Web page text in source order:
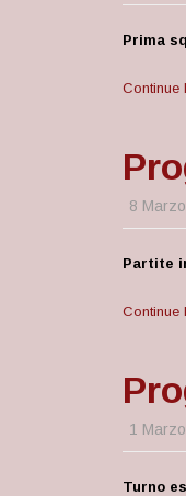
Prima
Continue
8
Partite
Continue
1
Turno